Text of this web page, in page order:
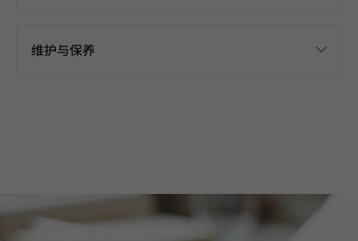
维护与保养